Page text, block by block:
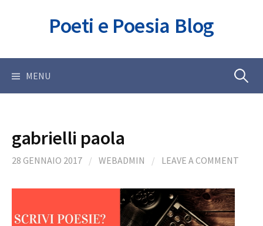
Poeti e Poesia Blog
MENU Ricerca
gabrielli paola
28 GENNAIO 2017 / WEBADMIN / LEAVE A COMMENT